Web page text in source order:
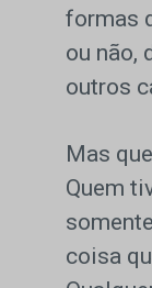
formas
ou não,
outros
Mas
Quem
coisa